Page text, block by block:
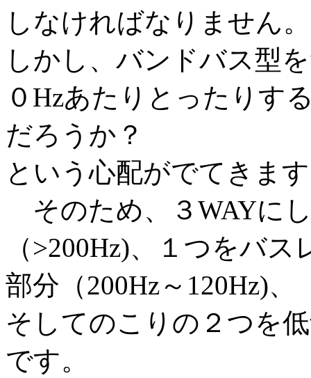
しなければなりません。
しかし、バンドバス型
０Hzあたりとったりす
だろうか？
という心配がでてきま
そのため、３WAYに
（>200Hz)、１つをバ
部分（200Hz～120Hz)、
そしてのこりの２つを
です。